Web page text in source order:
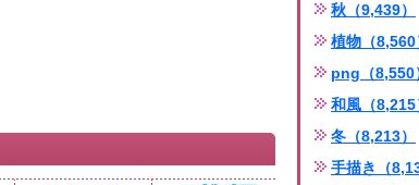
秋（9,439）
植物（8,560
png（8,550
和風（8,215
冬（8,213）
手描き（